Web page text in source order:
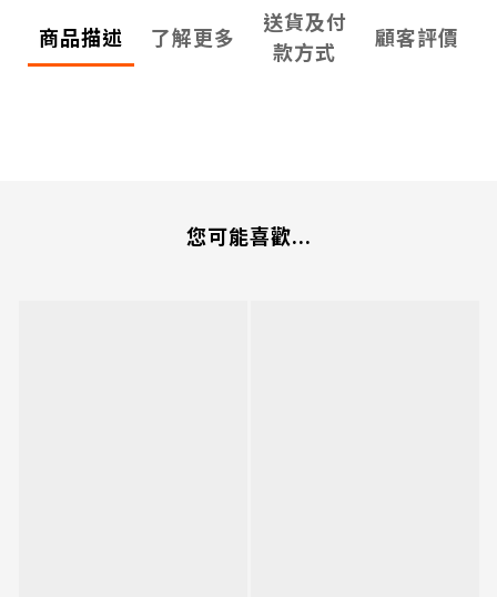
商品描述 了解更多
送貨及付
款方式
顧客評價
您可能喜歡...